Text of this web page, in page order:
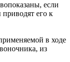
если
его к
в ходе
из